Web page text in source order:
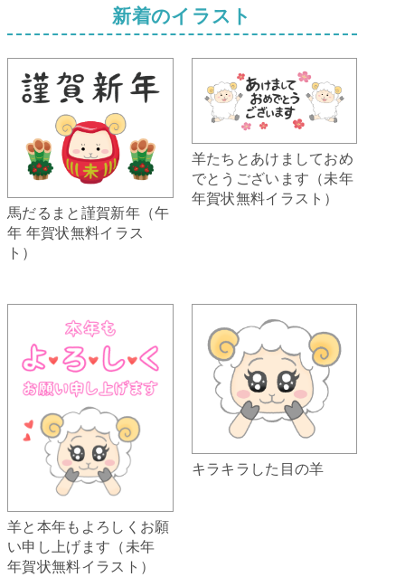
新着のイラスト
馬だるまと謹賀新年（午
年 年賀状無料イラス
ト）
羊たちとあけましておめ
でとうございます（未年
年賀状無料イラスト）
羊と本年もよろしくお願
い申し上げます（未年
年賀状無料イラスト）
キラキラした目の羊